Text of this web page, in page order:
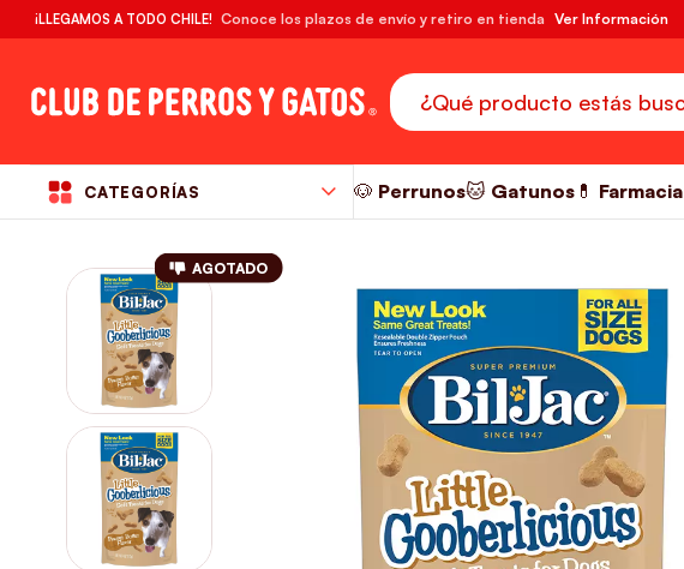
¡LLEGAMOS A TODO CHILE! Conoce los plazos de envío y retiro en tienda Ver Información
CATEGORÍAS 🐶 Perrunos🐱 Gatunos 💊 Farmacia
AGOTADO
RM